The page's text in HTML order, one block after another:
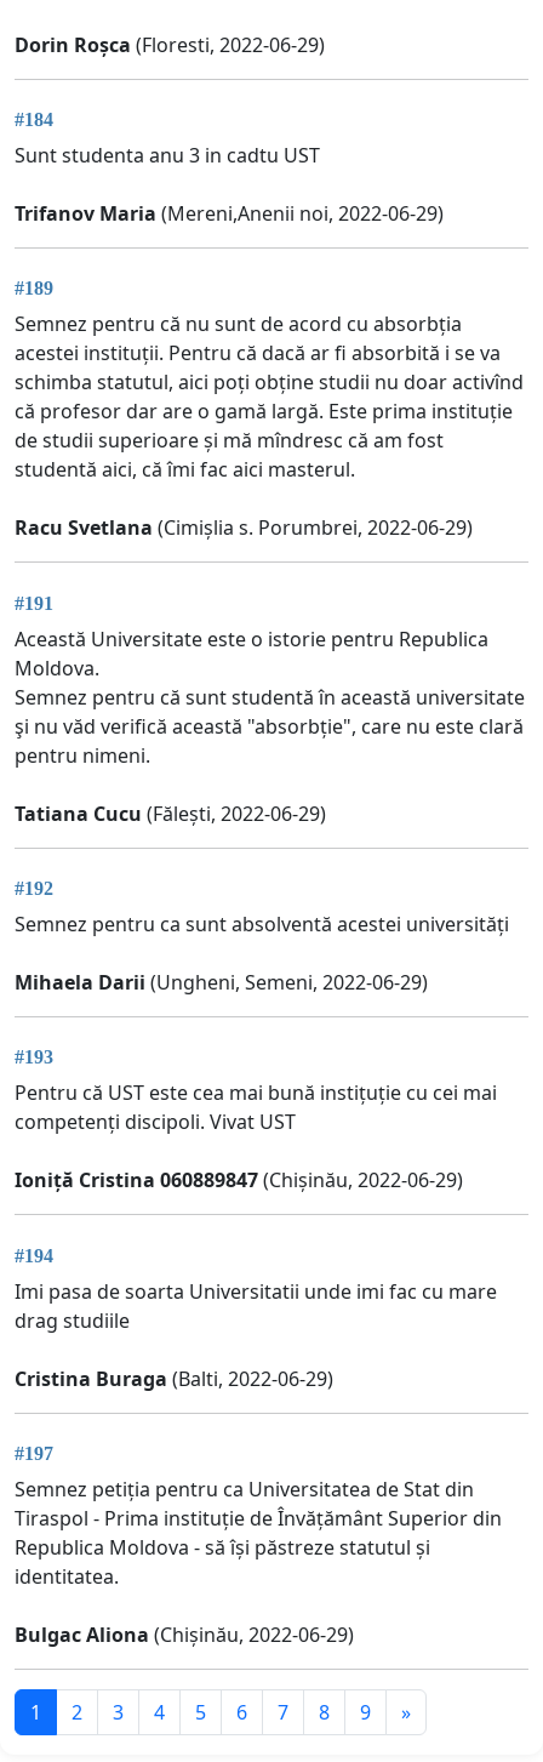
Dorin Roșca (Floresti, 2022-06-29)
#184
Sunt studenta anu 3 in cadtu UST
Trifanov Maria (Mereni,Anenii noi, 2022-06-29)
#189
Semnez pentru că nu sunt de acord cu absorbția
acestei instituții. Pentru că dacă ar fi absorbită i se va
schimba statutul, aici poți obține studii nu doar activînd
că profesor dar are o gamă largă. Este prima instituție
de studii superioare și mă mîndresc că am fost
studentă aici, că îmi fac aici masterul.
Racu Svetlana (Cimișlia s. Porumbrei, 2022-06-29)
#191
Această Universitate este o istorie pentru Republica
Moldova.
Semnez pentru că sunt studentă în această universitate
şi nu văd verifică această "absorbție", care nu este clară
pentru nimeni.
Tatiana Cucu (Fălești, 2022-06-29)
#192
Semnez pentru ca sunt absolventă acestei universități
Mihaela Darii (Ungheni, Semeni, 2022-06-29)
#193
Pentru că UST este cea mai bună instițuție cu cei mai
competenți discipoli. Vivat UST
Ioniță Cristina 060889847(Chișinău, 2022-06-29)
#194
Imi pasa de soarta Universitatii unde imi fac cu mare
drag studiile
Cristina Buraga (Balti, 2022-06-29)
#197
Semnez petiția pentru ca Universitatea de Stat din
Tiraspol - Prima instituție de Învățământ Superior din
Republica Moldova - să își păstreze statutul și
identitatea.
Bulgac Aliona (Chișinău, 2022-06-29)
1 2 3 4 5 6 7 8 9 »